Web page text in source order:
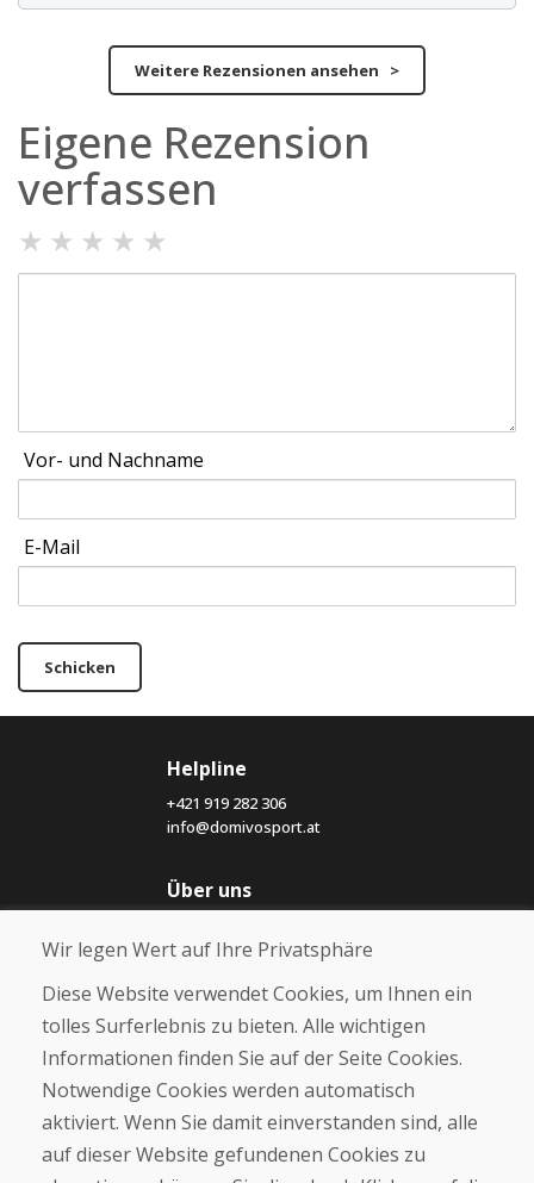
Weitere Rezensionen ansehen >
Eigene Rezension
verfassen
★ ★ ★ ★ ★
Vor- und Nachname
E-Mail
Schicken
Helpline
+421 919 282 306
info@domivosport.at
Über uns
Über uns
Kontakt
Kaufen
E-Shop
Geschäftsbedingungen
Zahlung
Wir legen Wert auf Ihre Privatsphäre
Diese Website verwendet Cookies, um Ihnen ein
tolles Surferlebnis zu bieten. Alle wichtigen
Informationen finden Sie auf der Seite Cookies.
Notwendige Cookies werden automatisch
aktiviert. Wenn Sie damit einverstanden sind, alle
auf dieser Website gefundenen Cookies zu